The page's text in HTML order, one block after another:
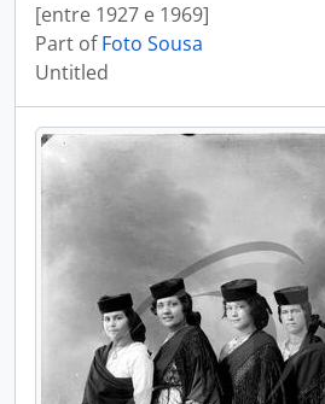
[entre 1927 e 1969]
Part ofFoto Sousa
Untitled